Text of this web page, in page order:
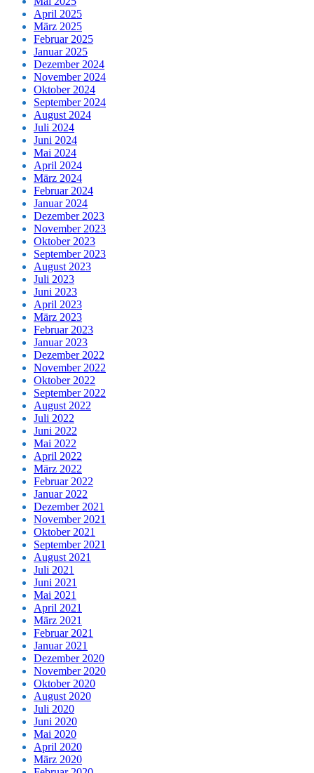
April 2025
März 2025
Februar 2025
Januar 2025
Dezember 2024
November 2024
Oktober 2024
September 2024
August 2024
Juli 2024
Juni 2024
Mai 2024
April 2024
März 2024
Februar 2024
Januar 2024
Dezember 2023
November 2023
Oktober 2023
September 2023
August 2023
Juli 2023
Juni 2023
April 2023
März 2023
Februar 2023
Januar 2023
Dezember 2022
November 2022
Oktober 2022
September 2022
August 2022
Juli 2022
Juni 2022
Mai 2022
April 2022
März 2022
Februar 2022
Januar 2022
Dezember 2021
November 2021
Oktober 2021
September 2021
August 2021
Juli 2021
Juni 2021
Mai 2021
April 2021
März 2021
Februar 2021
Januar 2021
Dezember 2020
November 2020
Oktober 2020
August 2020
Juli 2020
Juni 2020
Mai 2020
April 2020
März 2020